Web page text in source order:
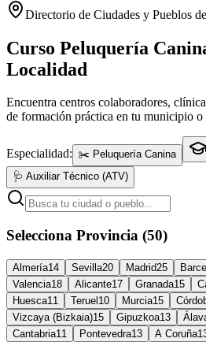
Directorio de Ciudades y Pueblos
Curso Peluquería
Localidad
Encuentra centros colaboradores,
de formación práctica en tu municipio o
Especialidad: ✂️ Peluquería Canina
🩺 Auxiliar Técnico (ATV)
Selecciona Provincia (50)
Almería14 Sevilla20 Madrid25
Valencia18 Alicante17 Granada15
Huesca11 Teruel 10 Murcia15
Vizcaya (Bizkaia)15 Gipuzkoa13
Cantabria11 Pontevedra13 A Coruña